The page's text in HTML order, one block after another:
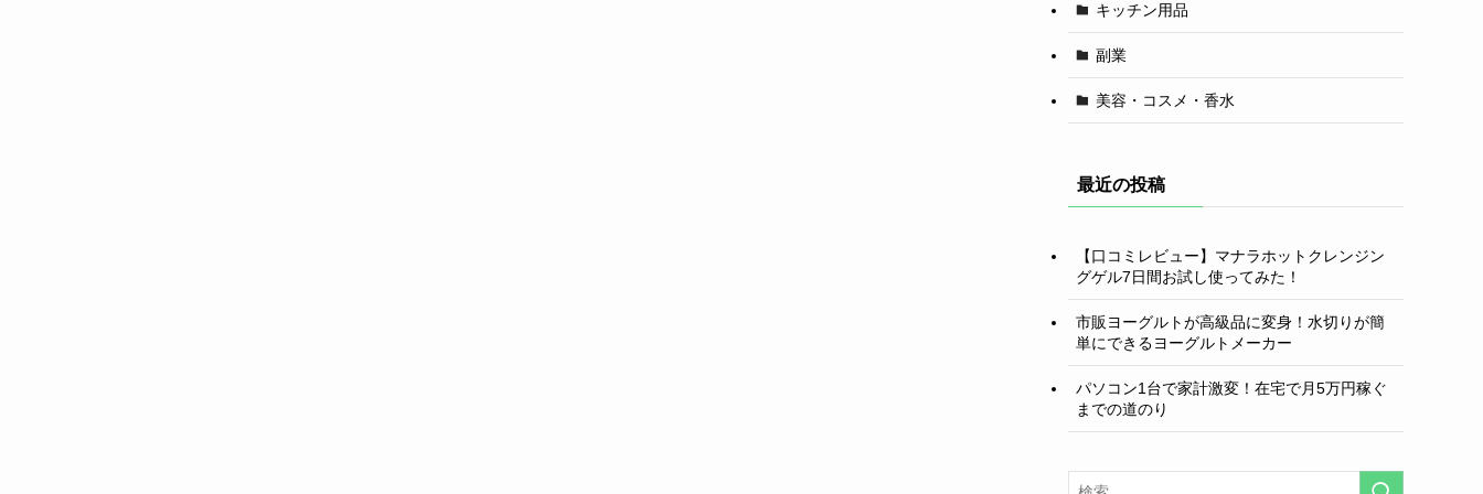
キッチン用品
副業
美容・コスメ・香水
最近の投稿
【口コミレビュー】マナラホットクレンジン
グゲル7日間お試し使ってみた！
市販ヨーグルトが高級品に変身！水切りが簡
単にできるヨーグルトメーカー
パソコン1台で家計激変！在宅で月5万円稼ぐ
までの道のり